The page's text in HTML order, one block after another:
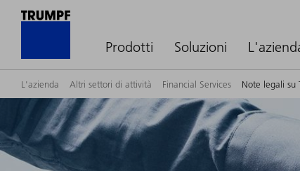
Prodotti Soluzioni
L'azienda Altri settori di attività Financial Services Note legali su